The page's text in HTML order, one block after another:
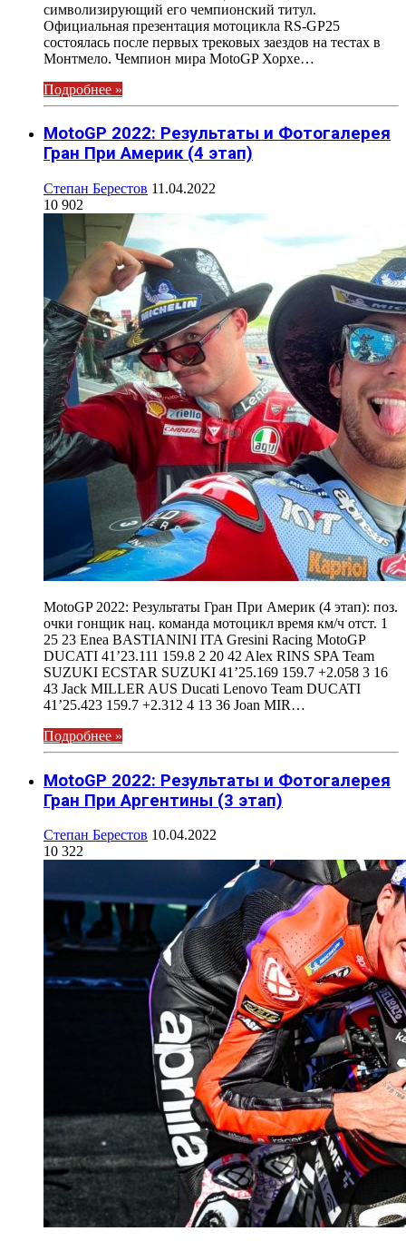
символизирующий его чемпионский титул.
Официальная презентация мотоцикла RS-GP25
состоялась после первых трековых заездов на тестах в
Монтмело. Чемпион мира MotoGP Хорхе…
Подробнее »
MotoGP 2022: Результаты и Фотогалерея
Гран При Америк (4 этап)
Степан Берестов 11.04.2022
10 902
MotoGP 2022: Результаты Гран При Америк (4 этап): поз.
очки гонщик нац. команда мотоцикл время км/ч отст. 1
25 23 Enea BASTIANINI ITA Gresini Racing MotoGP
DUCATI 41’23.111 159.8 2 20 42 Alex RINS SPA Team
SUZUKI ECSTAR SUZUKI 41’25.169 159.7 +2.058 3 16
43 Jack MILLER AUS Ducati Lenovo Team DUCATI
41’25.423 159.7 +2.312 4 13 36 Joan MIR…
Подробнее »
MotoGP 2022: Результаты и Фотогалерея
Гран При Аргентины (3 этап)
Степан Берестов 10.04.2022
10 322